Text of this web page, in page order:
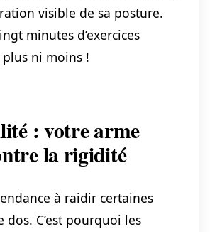
visible de sa posture.
minutes d’exercices
ni moins !
: votre arme
la rigidité
à raidir certaines
dos. C’est pourquoi les